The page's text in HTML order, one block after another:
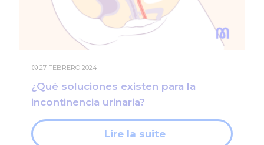
27 FEBRERO 2024
¿Qué soluciones existen para la
incontinencia urinaria?
Lire la suite